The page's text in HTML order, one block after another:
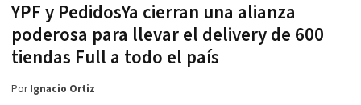
YPF y PedidosYa cierran una alianza
poderosa para llevar el delivery de 600
tiendas Full a todo el país
PorIgnacio Ortiz